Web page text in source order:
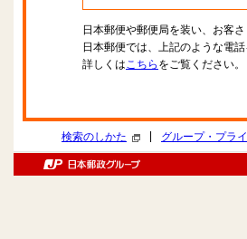
日本郵便や郵便局を装い、お客
日本郵便では、上記のような電
詳しくはこちら をご覧ください。
検索のしかた グループ・プラ